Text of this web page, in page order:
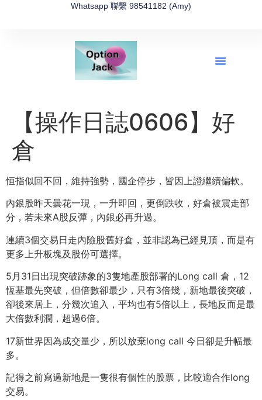
Whatsapp 聯繫 98541182 (Amy)
【操作日誌0606】好
倉
恒指似回不回，維持強勢，國企停步，皆因上證繼續偏軟。
內銀股昨天曇花一現，一升即回，更倒跌收，好倉被震走部
分，若未來A股反彈，內銀必再升過。
連續3個交易日走內險股舊好倉，並非認為已經見頂，而是有
更多上升板塊及股份可選擇。
5月31日出現突破跡象的3隻地產股部署的Long call 倉，12
恆基最先突破，但倍數卻最少，只有3倍幾，新地最後突破，
卻後來居上，分幾次追入，平均也有5倍以上，長地反而是最
大倍數利潤，超過6倍。
17新世界因為成交量少，所以放棄long call 今日卻是升幅最
多。
記得之前寫過新地是一隻很有個性的股票，比較適合作long
交易。